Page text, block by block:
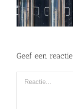
Geef een reactie